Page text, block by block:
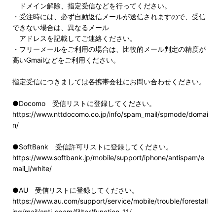
ドメイン解除、指定受信などを行ってください。
・受注時には、必ず自動返信メールが送信されますので、受信
できない場合は、異なるメール
アドレスを記載してご連絡ください。
・フリーメールをご利用の場合は、比較的メール判定の精度が
高いGmailなどをご利用ください。
指定受信につきましては各携帯会社にお問い合わせください。
●Docomo 受信リストに登録してください。
https://www.nttdocomo.co.jp/info/spam_mail/spmode/domai
n/
●SoftBank 受信許可リストに登録してください。
https://www.softbank.jp/mobile/support/iphone/antispam/e
mail_i/white/
●AU 受信リストに登録してください。
https://www.au.com/support/service/mobile/trouble/forestall